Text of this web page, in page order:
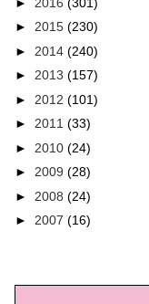
► 2015 (230)
► 2014 (240)
► 2013 (157)
► 2012 (101)
► 2011 (33)
► 2010 (24)
► 2009 (28)
► 2008 (24)
► 2007 (16)